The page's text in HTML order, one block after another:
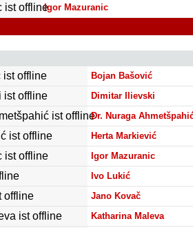
Igor Mazuranic
Bojan Bašović
Dimitar Ilievski
Dr. Nuraga
Herta Markiević
Igor Mazuranic
Ivo Lukić
Jano Kovač
Katharina Maleva